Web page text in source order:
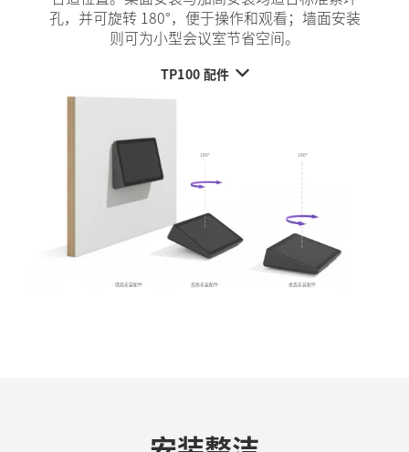
桌面安装配件
加高安装配件
墙面安装配件
180°
180°
孔，并可旋转 180°，便于操作和观看；墙面安装
则可为小型会议室节省空间。
TP100 配件